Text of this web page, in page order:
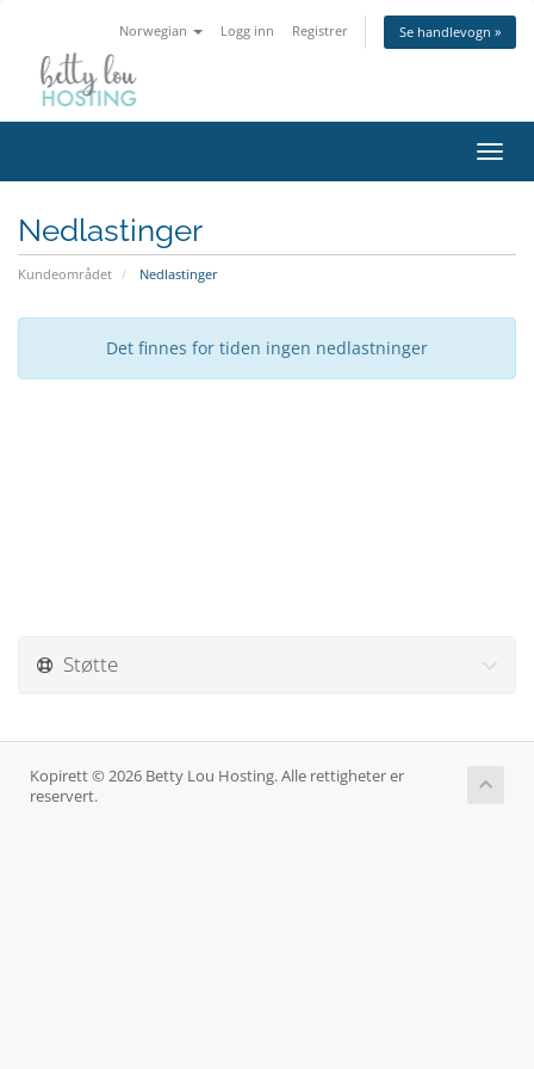
Norwegian Logg inn Registrer Se handlevogn »
Bytt
Nedlastinger
Kundeområdet Nedlastinger
Det finnes for tiden ingen nedlastninger
Støtte
Kopirett © 2026 Betty Lou Hosting. Alle rettigheter er
reservert.